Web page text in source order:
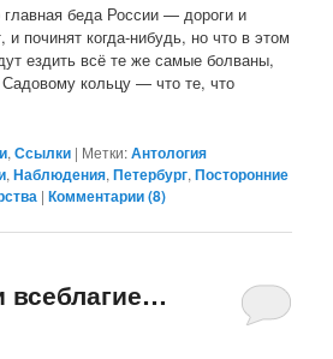
главная беда России — дороги и
починят когда-нибудь, но что в этом
ездить всё те же самые болваны,
Садовому кольцу — что те, что
,Ссылки | Метки:Антология
,Наблюдения,Петербург,Посторонние
|Комментарии (8)
всеблагие…